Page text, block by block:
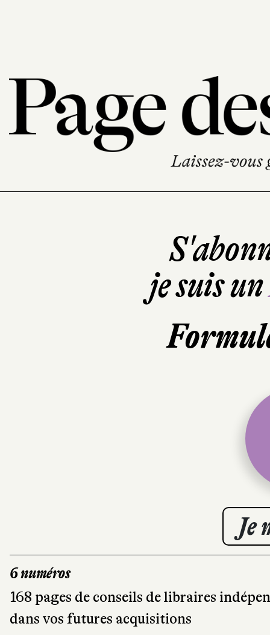
je suis un
Je
6 numéros
168 pages de conseils de libraires
dans vos futures acquisitions